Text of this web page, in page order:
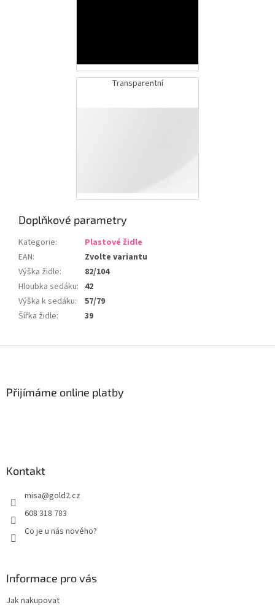
Transparentní
Doplňkové parametry
Kategorie:
Plastové židle
EAN:
Zvolte variantu
Výška židle:
82/104
Hloubka sedáku: 42
Výška k sedáku:
57/79
Šířka židle: 39
Přijímáme online platby
Kontakt
misa@gold2.cz
608 318 783
Co je u nás nového?
Informace pro vás
Jak nakupovat